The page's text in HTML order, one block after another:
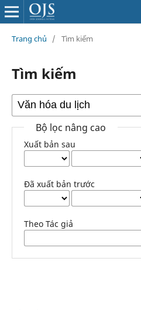
Trang chủ / Tìm kiếm
Tìm kiếm
Bộ lọc nâng cao
Xuất bản sau
Đã xuất bản trước
Theo Tác giả